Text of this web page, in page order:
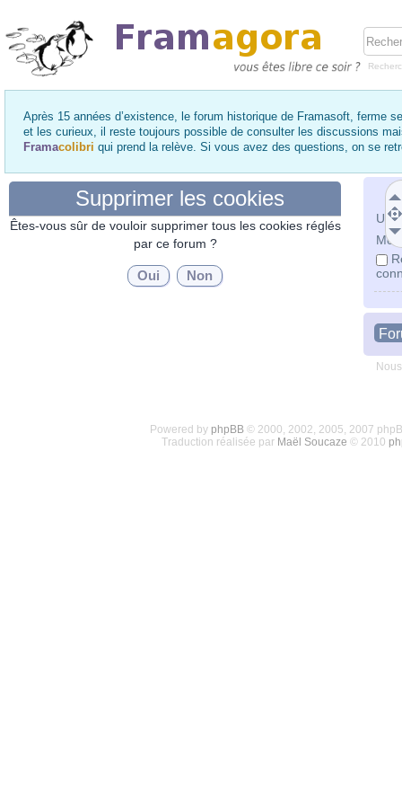
Après 15 années d’existence, le forum historique de Framasoft, ferme
et les curieux, il reste toujours possible de consulter les discussions
Framacolibri qui prend la relève. Si vous avez des questions, on se
Mot
Supprimer les cookies
Êtes-vous sûr de vouloir supprimer tous les cookies réglés
par ce forum ?
Powered by phpBB© 2000, 2002, 2005, 2007
Traduction réalisée par Maël Soucaze © 2010